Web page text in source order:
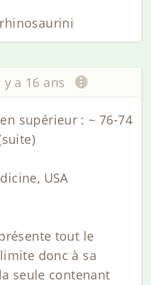
y a 16 ans
supérieur : ~ 76-74
USA
tout le
donc à sa
seule contenant